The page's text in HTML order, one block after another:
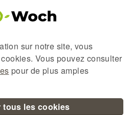
sur notre site, vous
cookies. Vous pouvez consulter
pour de plus amples
tous les cookies